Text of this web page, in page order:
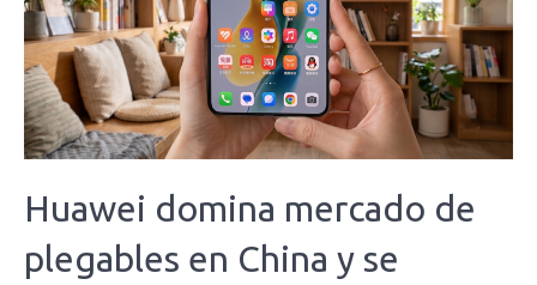
Huawei domina mercado de
plegables en China y se